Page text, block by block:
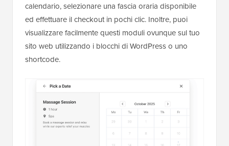
calendario, selezionare una fascia oraria disponibile
ed effettuare il checkout in pochi clic. Inoltre, puoi
visualizzare facilmente questi moduli ovunque sul tuo
sito web utilizzando i blocchi di WordPress o uno
shortcode.